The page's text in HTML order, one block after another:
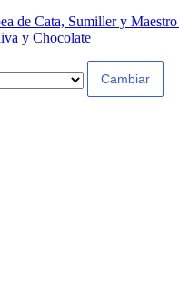
de Cata, Sumiller y
y Chocolate